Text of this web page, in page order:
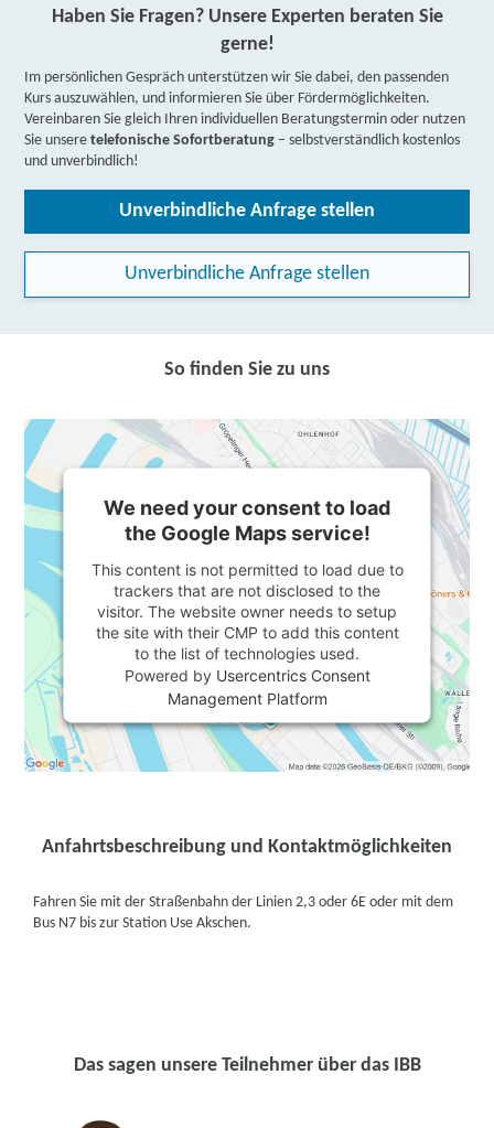
Haben Sie Fragen? Unsere Experten beraten Sie
gerne!
Im persönlichen Gespräch unterstützen wir Sie dabei, den passenden
Kurs auszuwählen, und informieren Sie über Fördermöglichkeiten.
Vereinbaren Sie gleich Ihren individuellen Beratungstermin oder nutzen
Sie unseretelefonische Sofortberatung – selbstverständlich kostenlos
und unverbindlich!
Unverbindliche Anfrage stellen
Unverbindliche Anfrage stellen
So finden Sie zu uns
We need your consent to load
the Google Maps service!
This content is not permitted to load due to
trackers that are not disclosed to the
visitor. The website owner needs to setup
the site with their CMP to add this content
to the list of technologies used.
Powered by Usercentrics Consent
Management Platform
Anfahrtsbeschreibung und Kontaktmöglichkeiten
Fahren Sie mit der Straßenbahn der Linien 2,3 oder 6E oder mit dem
Bus N7 bis zur Station Use Akschen.
Das sagen unsere Teilnehmer über das IBB